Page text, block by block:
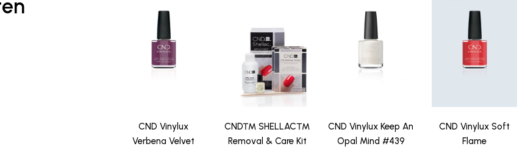
CND Vinylux
Verbena Velvet
CND™ SHELLAC™
Removal & Care Kit
CND Vinylux Keep An
Opal Mind #439
CND Vinylux Soft
Flame